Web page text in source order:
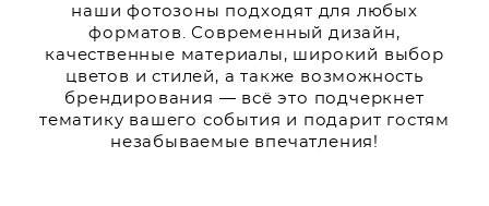
наши фотозоны подходят для любых
форматов. Современный дизайн,
качественные материалы, широкий выбор
цветов и стилей, а также возможность
брендирования — всё это подчеркнет
тематику вашего события и подарит гостям
незабываемые впечатления!